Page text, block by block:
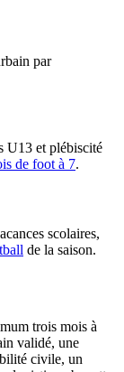
par
U13 et plébiscité
de foot à 7.
scolaires,
de la saison.
trois mois à
validé, une
civile, un